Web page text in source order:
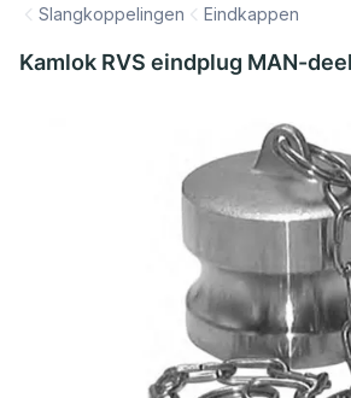
Slangkoppelingen Eindkappen
Kamlok RVS eindplug MAN-